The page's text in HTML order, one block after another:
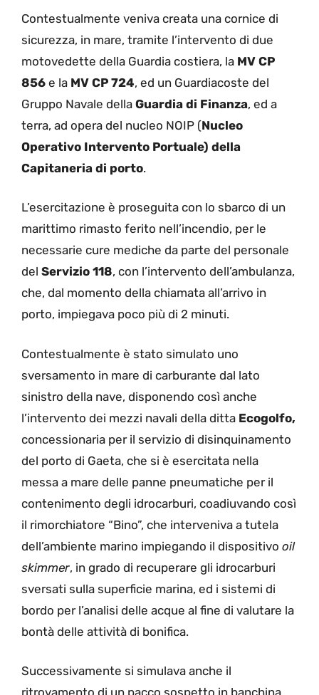
Contestualmente veniva creata una cornice di
sicurezza, in mare, tramite l’intervento di due
motovedette della Guardia costiera, la MV CP
856 e la MV CP 724, ed un Guardiacoste del
Gruppo Navale della Guardia di Finanza, ed a
terra, ad opera del nucleo NOIP (Nucleo
Operativo Intervento Portuale) della
Capitaneria di porto.
L’esercitazione è proseguita con lo sbarco di un
marittimo rimasto ferito nell’incendio, per le
necessarie cure mediche da parte del personale
del Servizio 118, con l’intervento dell’ambulanza,
che, dal momento della chiamata all’arrivo in
porto, impiegava poco più di 2 minuti.
Contestualmente è stato simulato uno
sversamento in mare di carburante dal lato
sinistro della nave, disponendo così anche
l’intervento dei mezzi navali della ditta Ecogolfo,
concessionaria per il servizio di disinquinamento
del porto di Gaeta, che si è esercitata nella
messa a mare delle panne pneumatiche per il
contenimento degli idrocarburi, coadiuvando così
il rimorchiatore “Bino”, che interveniva a tutela
dell’ambiente marino impiegando il dispositivo oil
skimmer, in grado di recuperare gli idrocarburi
sversati sulla superficie marina, ed i sistemi di
bordo per l’analisi delle acque al fine di valutare la
bontà delle attività di bonifica.
Successivamente si simulava anche il